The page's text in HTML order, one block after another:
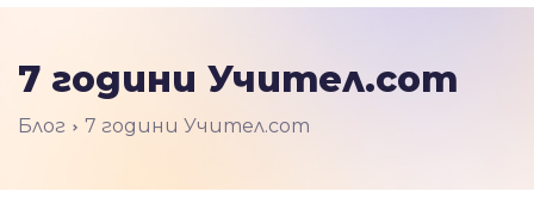
7 години Учител.com
Блог 7 години Учител.com